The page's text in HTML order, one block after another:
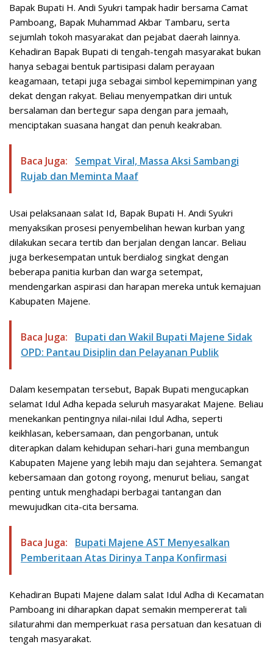
Bapak Bupati H. Andi Syukri tampak hadir bersama Camat
Pamboang, Bapak Muhammad Akbar Tambaru, serta
sejumlah tokoh masyarakat dan pejabat daerah lainnya.
Kehadiran Bapak Bupati di tengah-tengah masyarakat bukan
hanya sebagai bentuk partisipasi dalam perayaan
keagamaan, tetapi juga sebagai simbol kepemimpinan yang
dekat dengan rakyat. Beliau menyempatkan diri untuk
bersalaman dan bertegur sapa dengan para jemaah,
menciptakan suasana hangat dan penuh keakraban.
Baca Juga:
Sempat Viral, Massa Aksi Sambangi
Rujab dan Meminta Maaf
Usai pelaksanaan salat Id, Bapak Bupati H. Andi Syukri
menyaksikan prosesi penyembelihan hewan kurban yang
dilakukan secara tertib dan berjalan dengan lancar. Beliau
juga berkesempatan untuk berdialog singkat dengan
beberapa panitia kurban dan warga setempat,
mendengarkan aspirasi dan harapan mereka untuk kemajuan
Kabupaten Majene.
Baca Juga:
Bupati dan Wakil Bupati Majene Sidak
OPD: Pantau Disiplin dan Pelayanan Publik
Dalam kesempatan tersebut, Bapak Bupati mengucapkan
selamat Idul Adha kepada seluruh masyarakat Majene. Beliau
menekankan pentingnya nilai-nilai Idul Adha, seperti
keikhlasan, kebersamaan, dan pengorbanan, untuk
diterapkan dalam kehidupan sehari-hari guna membangun
Kabupaten Majene yang lebih maju dan sejahtera. Semangat
kebersamaan dan gotong royong, menurut beliau, sangat
penting untuk menghadapi berbagai tantangan dan
mewujudkan cita-cita bersama.
Baca Juga:
Bupati Majene AST Menyesalkan
Pemberitaan Atas Dirinya Tanpa Konfirmasi
Kehadiran Bupati Majene dalam salat Idul Adha di Kecamatan
Pamboang ini diharapkan dapat semakin mempererat tali
silaturahmi dan memperkuat rasa persatuan dan kesatuan di
tengah masyarakat.